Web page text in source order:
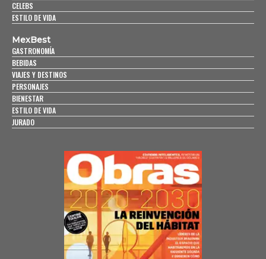
CELEBS
ESTILO DE VIDA
MexBest
GASTRONOMÍA
BEBIDAS
VIAJES Y DESTINOS
PERSONAJES
BIENESTAR
ESTILO DE VIDA
JURADO